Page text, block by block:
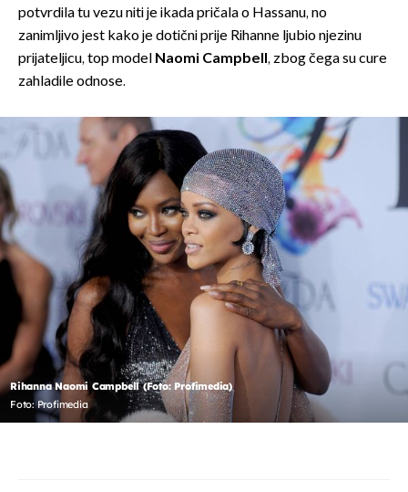
potvrdila tu vezu niti je ikada pričala o Hassanu, no
zanimljivo jest kako je dotični prije Rihanne ljubio njezinu
prijateljicu, top model Naomi Campbell, zbog čega su cure
zahladile odnose.
Rihanna Naomi Campbell (Foto: Profimedia)
Foto: Profimedia